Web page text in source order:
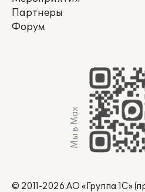
Партнеры
Форум
Мы в Max
© 2011-2026 АО «Группа 1С»